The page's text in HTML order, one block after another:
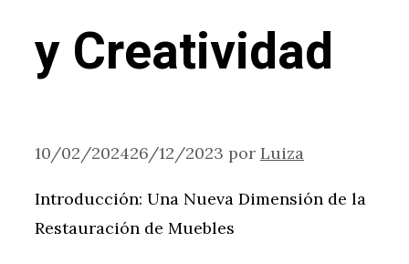
y Creatividad
10/02/202426/12/2023 por Luiza
Introducción: Una Nueva Dimensión de la
Restauración de Muebles